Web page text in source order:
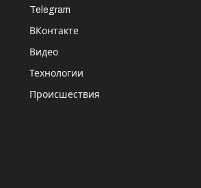
Telegram
ВКонтакте
Видео
Технологии
Происшествия